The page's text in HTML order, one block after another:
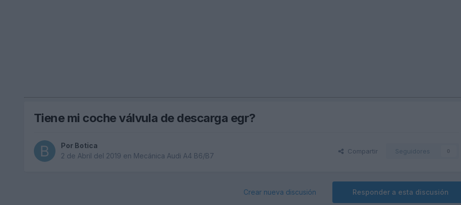
Tiene mi coche válvula de descarga egr?
Por Botica
2 de Abril del 2019 en Mecánica Audi A4 B6/B7
Compartir Seguidores 0
Responder a esta discusión
Crear nueva discusión